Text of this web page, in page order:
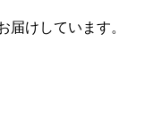
届けしています。